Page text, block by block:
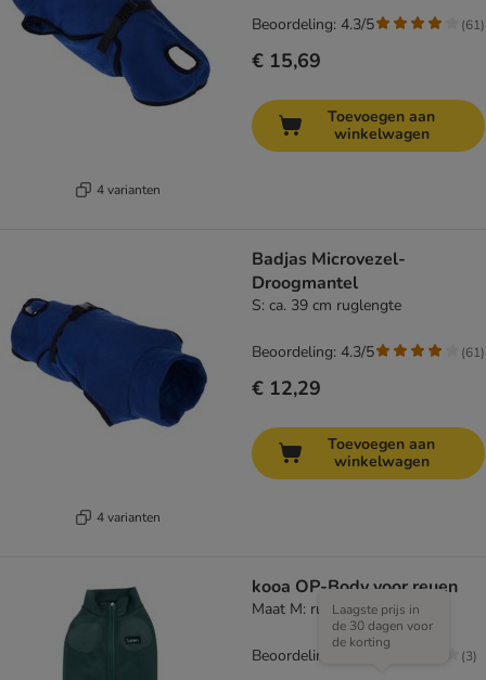
4 varianten
€ 15,69
Beoordeling: 4.3/5 (61)
Toevoegen aan
winkelwagen
4 varianten
Badjas Microvezel-
Droogmantel
S: ca. 39 cm ruglengte
€ 12,29
Beoordeling: 4.3/5 (61)
Toevoegen aan
winkelwagen
kooa OP-Body voor reuen
Maat M: ruglengte ca. 45 cm
Laagste prijs in
de 30 dagen voor
de korting
Beoordeling: 3.3/5 (3)